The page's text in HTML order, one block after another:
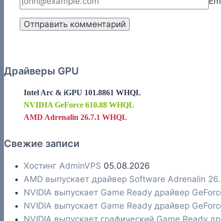
Драйверы GPU
Intel Arc & iGPU 101.8861 WHQL
NVIDIA GeForce 610.88 WHQL
AMD Adrenalin 26.7.1 WHQL
Свежие записи
Хостинг AdminVPS 05.08.2026
AMD выпускает драйвер Software Adrenalin
NVIDIA выпускает Game Ready драйвер
NVIDIA выпускает Game Ready драйвер
NVIDIA выпускает графический Game Ready